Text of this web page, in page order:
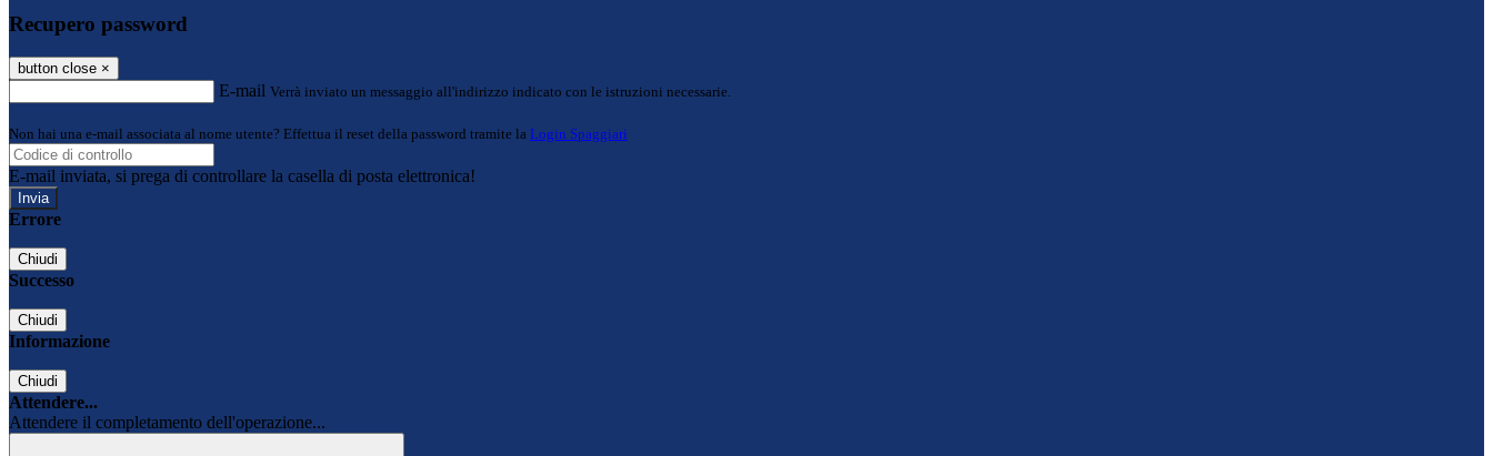
Recupero password
button close ×
E-mail Verrà inviato un messaggio all'indirizzo indicato con le istruzioni necessarie.
Non hai una e-mail associata al nome utente? Effettua il reset della password tramite la Login Spaggiari
E-mail inviata, si prega di controllare la casella di posta elettronica!
Errore
Chiudi
Successo
Chiudi
Informazione
Chiudi
Attendere...
Attendere il completamento dell'operazione...